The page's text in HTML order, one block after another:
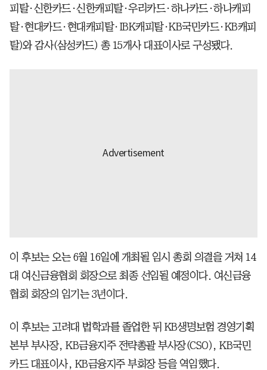
피탈·신한카드·신한캐피탈·우리카드·하나카드·하나캐피
탈·현대카드·현대캐피탈·IBK캐피탈·KB국민카드·KB캐피
탈)와 감사(삼성카드) 총 15개사 대표이사로 구성됐다.
이 후보는 오는 6월 16일에 개최될 임시 총회 의결을 거쳐 14
대 여신금융협회 회장으로 최종 선임될 예정이다. 여신금융
협회 회장의 임기는 3년이다.
이 후보는 고려대 법학과를 졸업한 뒤 KB생명보험 경영기획
본부 부사장, KB금융지주 전략총괄 부사장(CSO), KB국민
카드 대표이사, KB금융지주 부회장 등을 역임했다.